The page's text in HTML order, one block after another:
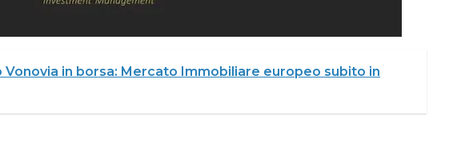
Vonovia in borsa: Mercato Immobiliare europeo subito in